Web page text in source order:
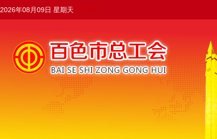
2026年08月09日 星期天